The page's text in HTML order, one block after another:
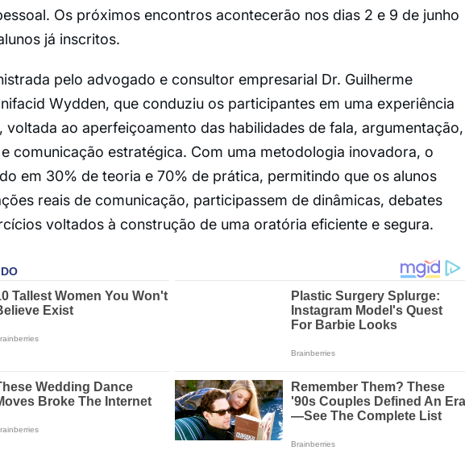
Os próximos encontros acontecerão nos dias 2 e 9 de junho
já inscritos.
pelo advogado e consultor empresarial Dr. Guilherme
Wydden, que conduziu os participantes em uma experiência
voltada ao aperfeiçoamento das habilidades de fala, argumentação,
comunicação estratégica. Com uma metodologia inovadora, o
em 30% de teoria e 70% de prática, permitindo que os alunos
reais de comunicação, participassem de dinâmicas, debates
voltados à construção de uma oratória eficiente e segura.